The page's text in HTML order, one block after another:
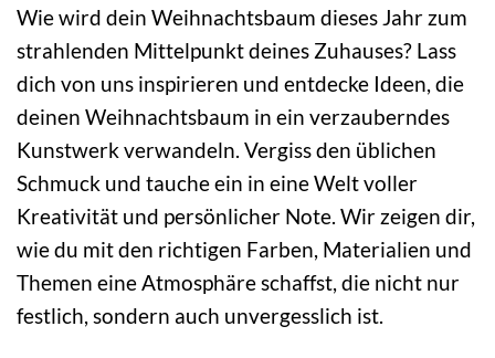
Wie wird dein Weihnachtsbaum dieses Jahr zum
strahlenden Mittelpunkt deines Zuhauses? Lass
dich von uns inspirieren und entdecke Ideen, die
deinen Weihnachtsbaum in ein verzauberndes
Kunstwerk verwandeln. Vergiss den üblichen
Schmuck und tauche ein in eine Welt voller
Kreativität und persönlicher Note. Wir zeigen dir,
wie du mit den richtigen Farben, Materialien und
Themen eine Atmosphäre schaffst, die nicht nur
festlich, sondern auch unvergesslich ist.